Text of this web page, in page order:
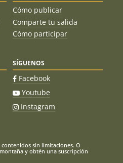
Cómo publicar
Comparte tu salida
Cómo participar
SÍGUENOS
Facebook
Youtube
Instagram
contenidos sin limitaciones. O
y obtén una suscripción